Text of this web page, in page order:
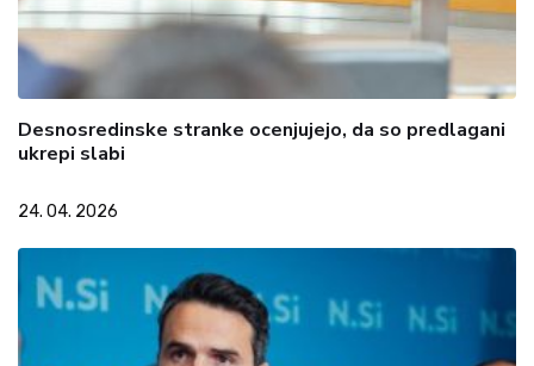
Desnosredinske stranke ocenjujejo, da so predlagani
ukrepi slabi
24. 04. 2026